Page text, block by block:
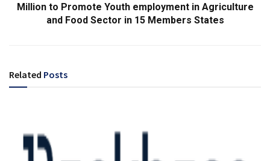
Million to Promote Youth employment in Agriculture
and Food Sector in 15 Members States
Related Posts